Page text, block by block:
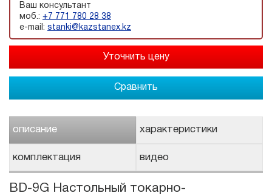
Ваш консультант
моб.: +7 771 780 28 38
e-mail: stanki@kazstanex.kz
Сравнить
описание характеристики
комплектация видео
BD-9G Настольный токарно-